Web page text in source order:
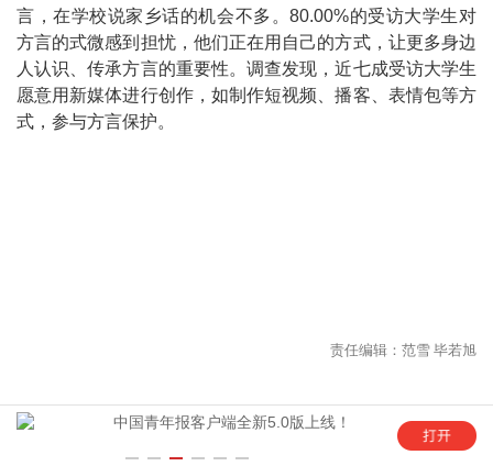
言，在学校说家乡话的机会不多。80.00%的受访大学生对
方言的式微感到担忧，他们正在用自己的方式，让更多身边
人认识、传承方言的重要性。调查发现，近七成受访大学生
愿意用新媒体进行创作，如制作短视频、播客、表情包等方
式，参与方言保护。
中国青年报客户端全新5.0版上线！ “这是六